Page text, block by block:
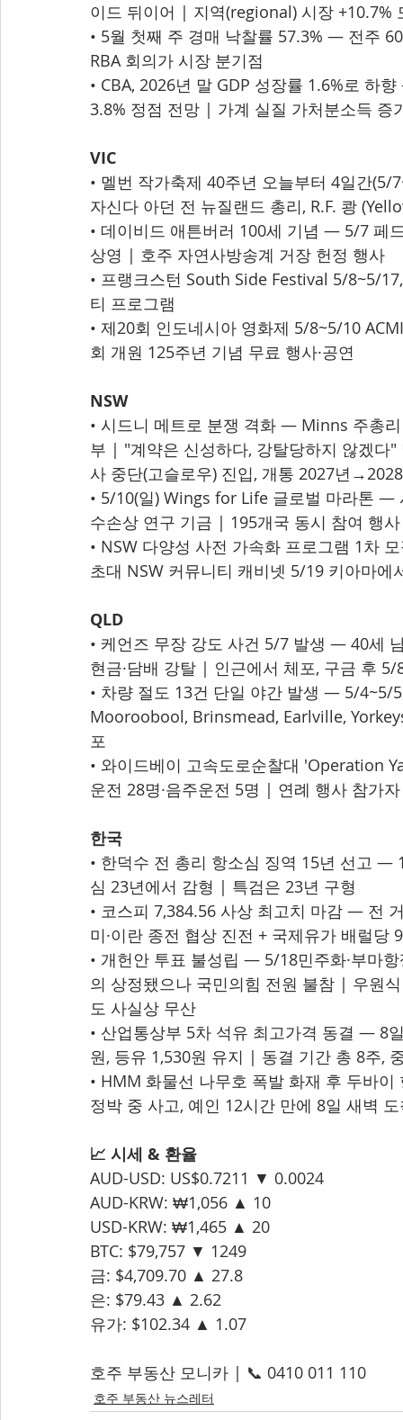
이드 뒤이어 | 지역(regional) 시장 +10.7%
• 5월 첫째 주 경매 낙찰률 57.3% — 전주
RBA 회의가 시장 분기점
• CBA, 2026년 말 GDP 성장률 1.6%로 하
3.8% 정점 전망 | 가계 실질 가처분소득 증
VIC
• 멜번 작가축제 40주년 오늘부터 4일간
자신다 아던 전 뉴질랜드 총리, R.F. 쾅
• 데이비드 애튼버러 100세 기념 — 5/7 페
상영 | 호주 자연사방송계 거장 헌정 행사
• 프랭크스턴 South Side Festival 5/8~5/
티 프로그램
• 제20회 인도네시아 영화제 5/8~5/10
회 개원 125주년 기념 무료 행사·공연
NSW
• 시드니 메트로 분쟁 격화 — Minns 주총
부 | "계약은 신성하다, 강탈당하지 않겠다
사 중단(고슬로우) 진입, 개통 2027년
• 5/10(일) Wings for Life 글로벌 마라톤 —
수손상 연구 기금 | 195개국 동시 참여 행사
• NSW 다양성 사전 가속화 프로그램 1차
초대 NSW 커뮤니티 캐비넷 5/19 키아마에
QLD
• 케언즈 무장 강도 사건 5/7 발생 — 40세
현금·담배 강탈 | 인근에서 체포, 구금 후
• 차량 절도 13건 단일 야간 발생 — 5/
Mooroobool, Brinsmead, Earlville,
포
• 와이드베이 고속도로순찰대 'Operation
운전 28명·음주운전 5명 | 연례 행사 참가
한국
• 한덕수 전 총리 항소심 징역 15년 선고 —
심 23년에서 감형 | 특검은 23년 구형
• 코스피 7,384.56 사상 최고치 마감 — 전
미·이란 종전 협상 진전 + 국제유가 배럴당
• 개헌안 투표 불성립 — 5/18민주화·부마
의 상정됐으나 국민의힘 전원 불참 | 우원
도 사실상 무산
• 산업통상부 5차 석유 최고가격 동결 — 8
원, 등유 1,530원 유지 | 동결 기간 총 8주,
• HMM 화물선 나무호 폭발 화재 후 두바
정박 중 사고, 예인 12시간 만에 8일 새벽
📈 시세 & 환율
AUD-USD: US$0.7211 ▼ 0.0024
AUD-KRW: ₩1,056 ▲ 10
USD-KRW: ₩1,465 ▲ 20
BTC: $79,757 ▼ 1249
금: $4,709.70 ▲ 27.8
은: $79.43 ▲ 2.62
유가: $102.34 ▲ 1.07
호주 부동산 모니카 | 📞 0410 011 110
호주 부동산 뉴스레터